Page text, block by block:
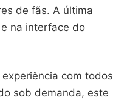
de fãs. A última
na interface do
com todos
sob demanda, este